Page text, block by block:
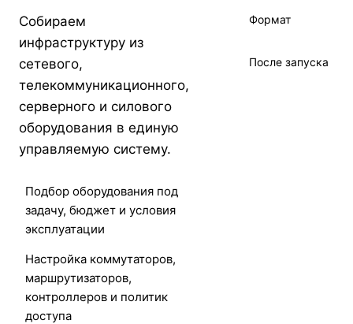
Собираем
инфраструктуру из
сетевого,
телекоммуникационного,
серверного и силового
оборудования в единую
управляемую систему.
Подбор оборудования под
задачу, бюджет и условия
эксплуатации
Настройка коммутаторов,
маршрутизаторов,
контроллеров и политик
доступа
Формат
После запуска